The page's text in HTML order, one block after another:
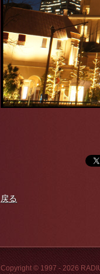
戻る
Copyright © 1997 - 2026